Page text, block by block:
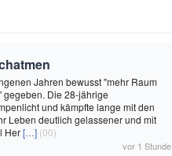
Jahren bewusst "mehr Raum
gegeben. Die 28-jährige
und kämpfte lange mit den
Leben deutlich gelassener und mit
Her[…] (00)
vor 1 Stunde